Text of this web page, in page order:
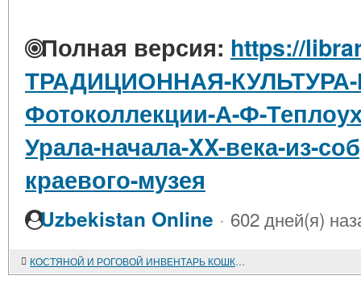
Полная версия: https://
ТРАДИЦИОННАЯ-
Фотоколлекции-А-Ф-
Урала-начала-XX-века-из-
краевого-музея
Uzbekistan Online · 602 дней(я)
КОСТЯНОЙ И РОГОВОЙ ИНВЕНТАРЬ КОШКИНСКОЙ КУЛЬТУРЫ С ПОСЕЛЕНИЯ МЕРГЕНЬ-6